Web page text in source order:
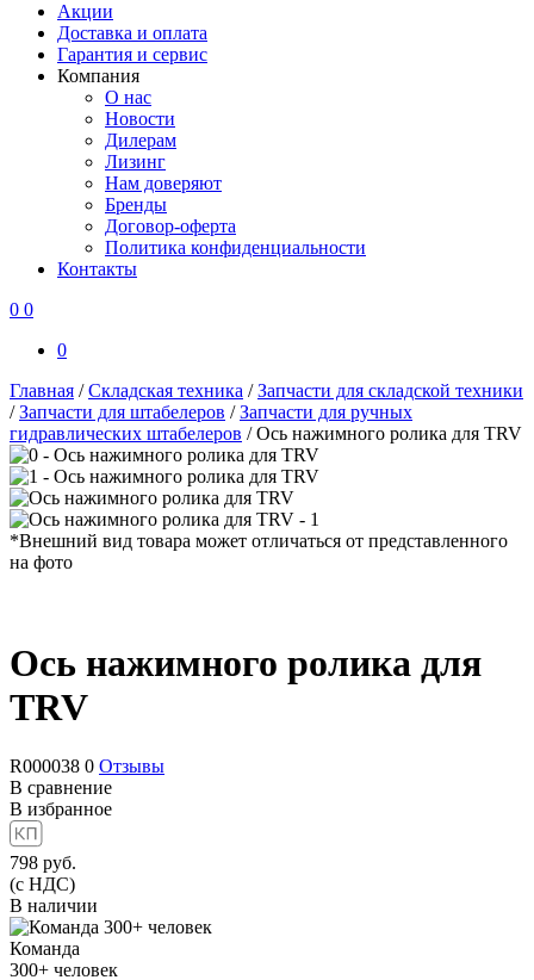
Акции
Доставка и оплата
Гарантия и сервис
Компания
О нас
Новости
Дилерам
Лизинг
Нам доверяют
Бренды
Договор-оферта
Политика конфиденциальности
Контакты
0 0
0
Главная /Складская техника /Запчасти для складской техники
/Запчасти для штабелеров /Запчасти для ручных
гидравлических штабелеров /Ось нажимного ролика для TRV
*Внешний вид товара может отличаться от представленного
на фото
Ось нажимного ролика для
TRV
R000038 0 Отзывы
В сравнение
В избранное
798 руб.
(с НДС)
В наличии
Команда
300+ человек